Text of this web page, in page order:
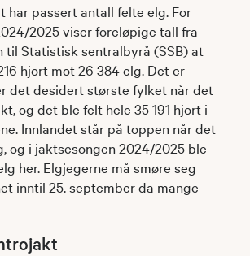
har passert antall felte elg. For
2025 viser foreløpige tall fra
Statistisk sentralbyrå (SSB) at
hjort mot 26 384 elg. Det er
det desidert største fylket når det
og det ble felt hele 35 191 hjort i
Innlandet står på toppen når det
og i jaktsesongen 2024/2025 ble
her. Elgjegerne må smøre seg
inntil 25. september da mange